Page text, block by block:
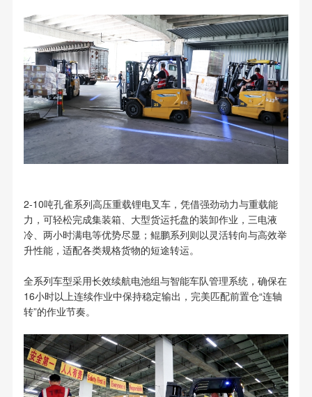
2-10吨孔雀系列高压重载锂电叉车，凭借强劲动力与重载能
力，可轻松完成集装箱、大型货运托盘的装卸作业，三电液
冷、两小时满电等优势尽显；鲲鹏系列则以灵活转向与高效举
升性能，适配各类规格货物的短途转运。
全系列车型采用长效续航电池组与智能车队管理系统，确保在
16小时以上连续作业中保持稳定输出，完美匹配前置仓“连轴
转”的作业节奏。